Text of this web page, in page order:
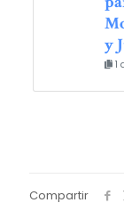
y
1
Compartir